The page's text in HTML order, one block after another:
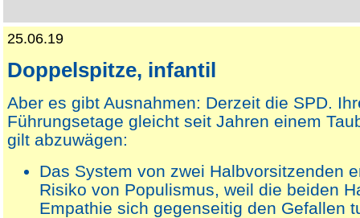
25.06.19
Doppelspitze, infantil
Aber es gibt Ausnahmen: Derzeit die SPD.
Führungsetage gleicht seit Jahren einem
gilt abzuwägen:
Das System von zwei Halbvorsitzenden
Risiko von Populismus, weil die beiden
Empathie sich gegenseitig den Gefallen